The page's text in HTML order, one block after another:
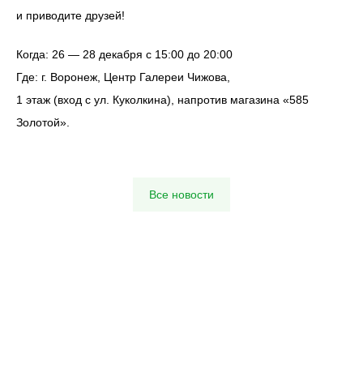
и приводите друзей!
Когда: 26 — 28 декабря с 15:00 до 20:00
Где: г. Воронеж, Центр Галереи Чижова,
1 этаж (вход с ул. Куколкина), напротив магазина «585
Золотой».
Все новости